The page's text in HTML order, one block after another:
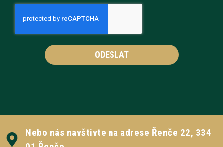
ODESLAT
Nebo nás navštivte na adrese Řenče 22, 334